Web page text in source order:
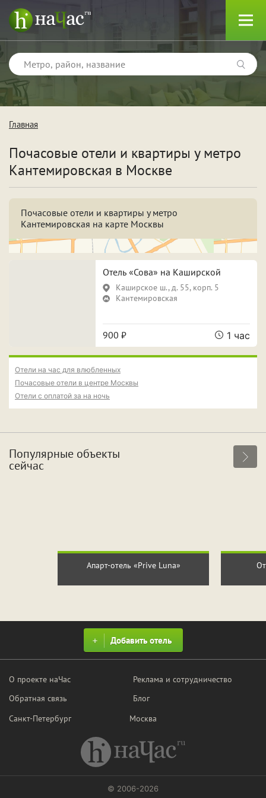
Тип
Квартиры
Поспать и отдохнуть
Для новобрачных
Фотосессия
Особенности
Собственная парковка
Главная
Почасовые отели и квартиры у метро
Кантемировская в Москве
Почасовые отели и квартиры у метро
Кантемировская на карте Москвы
Отель «Сова» на Каширской
Каширское ш., д. 55, корп. 5
Кантемировская
900 ₽ 1 час
Отели на час для влюбленных
Почасовые отели в центре Москвы
Отели с оплатой за на ночь
Популярные объекты
сейчас
Апарт-отель «Prive Luna»
Добавить отель
О проекте наЧас
Обратная связь
Реклама и сотрудничество
Блог
Санкт-Петербург
Москва
© 2006-2026